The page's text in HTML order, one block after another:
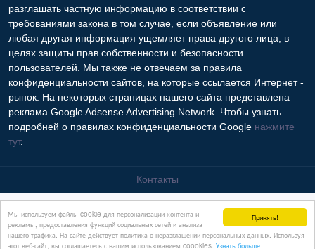
Принять!
Мы используем файлы cookie для персонализации контента и
рекламы, предоставления функций социальных сетей и анализа
нашего трафика. На сайте действует политика о неразглашении персональных данных. Используя
этот веб-сайт, вы соглашаетесь с нашим использованием coookies. Узнать больше
разглашать частную информацию в соответствии с
требованиями закона в том случае, если объявление или
любая другая информация ущемляет права другого лица, в
целях защиты прав собственности и безопасности
пользователей. Мы также не отвечаем за правила
конфиденциальности сайтов, на которые ссылается Интернет -
рынок. На некоторых страницах нашего сайта представлена
реклама Google Adsense Advertising Network. Чтобы узнать
подробней о правилах конфиденциальности Google нажмите
тут.
Контакты